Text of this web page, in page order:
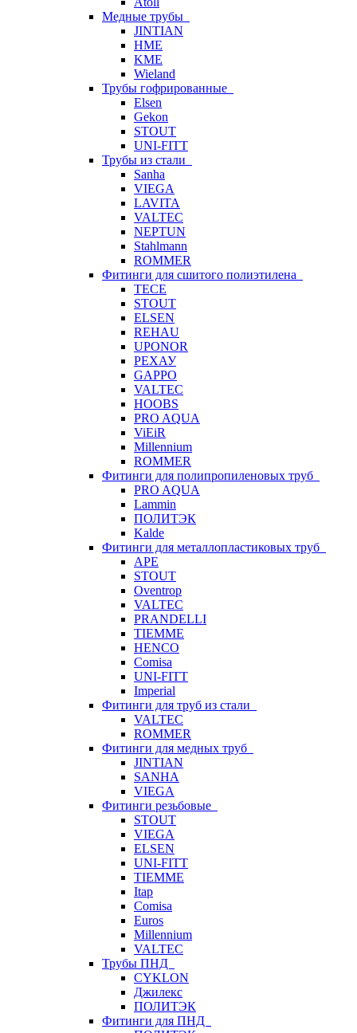
Медные трубы
JINTIAN
HME
KME
Wieland
Трубы гофрированные
Elsen
Gekon
STOUT
UNI-FITT
Трубы из стали
Sanha
VIEGA
LAVITA
VALTEC
NEPTUN
Stahlmann
ROMMER
Фитинги для сшитого полиэтилена
TECE
STOUT
ELSEN
REHAU
UPONOR
РЕХАУ
GAPPO
VALTEC
HOOBS
PRO AQUA
ViEiR
Millennium
ROMMER
Фитинги для полипропиленовых труб
PRO AQUA
Lammin
ПОЛИТЭК
Kalde
Фитинги для металлопластиковых труб
APE
STOUT
Oventrop
VALTEC
PRANDELLI
TIEMME
HENCO
Comisa
UNI-FITT
Imperial
Фитинги для труб из стали
VALTEC
ROMMER
Фитинги для медных труб
JINTIAN
SANHA
VIEGA
Фитинги резьбовые
STOUT
VIEGA
ELSEN
UNI-FITT
TIEMME
Itap
Comisa
Euros
Millennium
VALTEC
Трубы ПНД
CYKLON
Джилекс
ПОЛИТЭК
Фитинги для ПНД